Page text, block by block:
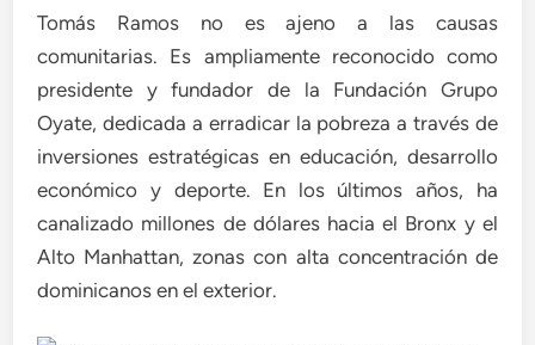
Tomás Ramos no es ajeno a las causas
comunitarias. Es ampliamente reconocido como
presidente y fundador de la Fundación Grupo
Oyate, dedicada a erradicar la pobreza a través de
inversiones estratégicas en educación, desarrollo
económico y deporte. En los últimos años, ha
canalizado millones de dólares hacia el Bronx y el
Alto Manhattan, zonas con alta concentración de
dominicanos en el exterior.